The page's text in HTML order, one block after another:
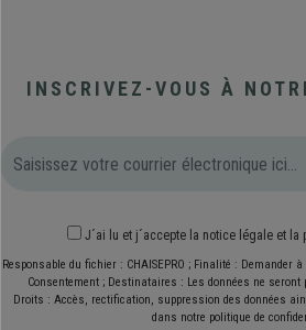
INSCRIVEZ-VOUS À
J´ai lu et j´accepte la notice légale et la
Responsable du fichier : CHAISEPRO ; Finalité : Demander
Consentement ; Destinataires : Les données ne
Droits : Accès, rectification, suppression des données
dans notre politique de